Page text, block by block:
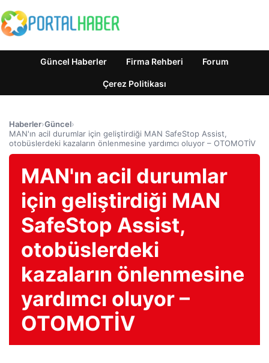
Güncel Haberler Firma Rehberi Forum
Çerez Politikası
Haberler›Güncel›
MAN'ın acil durumlar için geliştirdiği MAN SafeStop Assist,
otobüslerdeki kazaların önlenmesine yardımcı oluyor – OTOMOTİV
MAN'ın acil durumlar
için geliştirdiği MAN
SafeStop Assist,
otobüslerdeki
kazaların önlenmesine
yardımcı oluyor –
OTOMOTİV